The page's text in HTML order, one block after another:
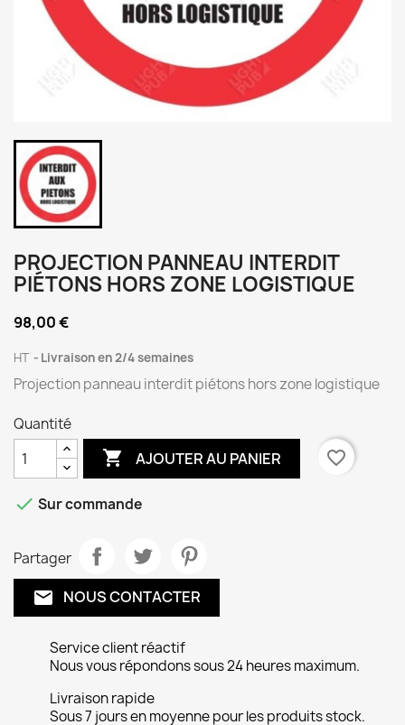
PROJECTION PANNEAU INTERDIT
PIÉTONS HORS ZONE LOGISTIQUE
98,00 €
HT Livraison en 2/4 semaines
Projection panneau interdit piétons hors zone logistique
Quantité
 AJOUTER AU PANIER favorite_border
 Sur commande
Partager
email NOUS CONTACTER
Service client réactif
Nous vous répondons sous 24 heures maximum.
Livraison rapide
Sous 7 jours en moyenne pour les produits stock.